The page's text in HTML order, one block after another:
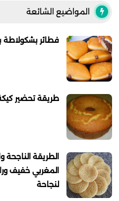
المواضيع الشائعة
فطائر
طريقة تحضير
الطريقة الناجحة
المغربي خفيف
لنجاحة